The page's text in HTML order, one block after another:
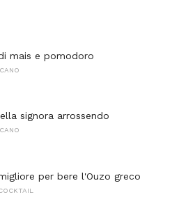
mais e pomodoro
signora arrossendo
per bere l'Ouzo greco